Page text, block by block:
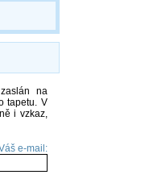
na
tapetu. V
i vzkaz,
e-mail: